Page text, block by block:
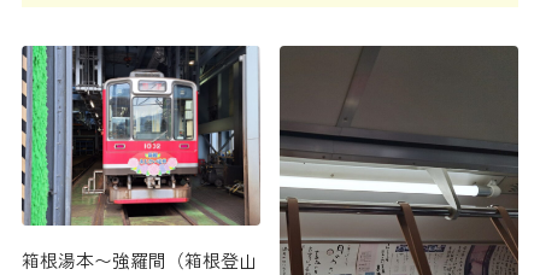
箱根湯本〜強羅間（箱根登山